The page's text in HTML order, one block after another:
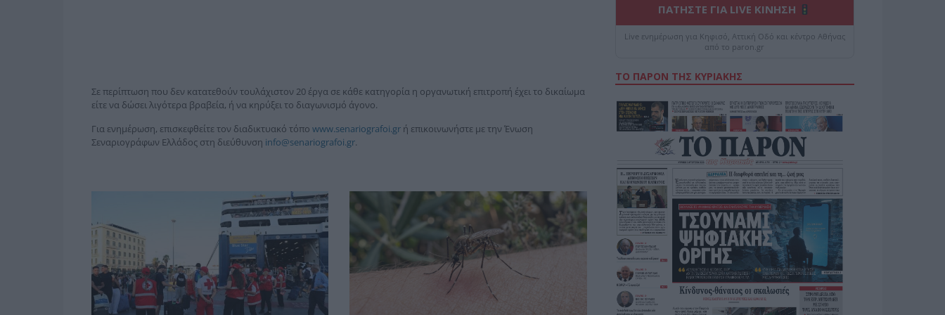
Σε περίπτωση που δεν κατατεθούν τουλάχιστον 20 έργα σε κάθε κατηγορία η οργανωτική επιτροπή έχει το δικαίωμα
είτε να δώσει λιγότερα βραβεία, ή να κηρύξει το διαγωνισμό άγονο.
Για ενημέρωση, επισκεφθείτε τον διαδικτυακό τόπο www.senariografoi.grή επικοινωνήστε με την Ένωση
Σεναριογράφων Ελλάδος στη διεύθυνση info@senariografoi.gr.
ΠΑΤΗΣΤΕ ΓΙΑ LIVE ΚΙΝΗΣΗ
Live ενημέρωση για Κηφισό, Αττική Οδό και κέντρο Αθήνας
από το paron.gr
ΤΟ ΠΑΡΟΝ ΤΗΣ ΚΥΡΙΑΚΗΣ